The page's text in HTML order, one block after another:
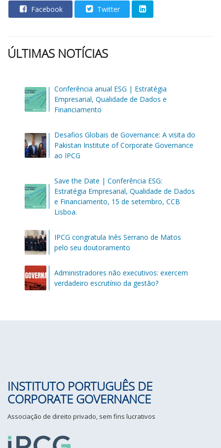
Facebook Twitter
ÚLTIMAS NOTÍCIAS
Conferência anual ESG | Estratégia
Empresarial, Qualidade de Dados e
Financiamento
Desafios Globais de Governance: A visita do
Pakistan Institute of Corporate Governance
ao IPCG
Save the Date | Conferência ESG:
Estratégia Empresarial, Qualidade de Dados
e Financiamento, 15 de setembro, CCB
Lisboa.
IPCG congratula Inês Serrano de Matos
pelo seu doutoramento
Administradores não executivos: exercem
verdadeiro escrutínio da gestão?
INSTITUTO PORTUGUÊS DE
CORPORATE GOVERNANCE
Associação de direito privado, sem fins lucrativos